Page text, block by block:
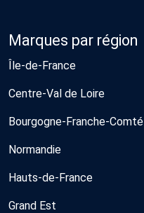
Marques par région
Île-de-France
Centre-Val de Loire
Bourgogne-Franche-Comté
Normandie
Hauts-de-France
Grand Est